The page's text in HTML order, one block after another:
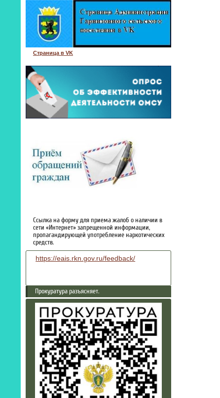
Страница в VK
Ссылка на форму для приема жалоб о наличии в
сети «Интернет» запрещенной информации,
пропагандирующей употребление наркотических
средств.
https://eais.rkn.gov.ru/feedback/
Прокуратура разъясняет.